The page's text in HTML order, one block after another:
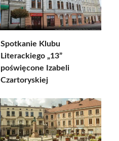
Spotkanie Klubu
Literackiego „13”
poświęcone Izabeli
Czartoryskiej